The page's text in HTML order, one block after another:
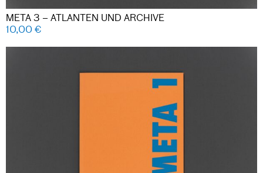
META 3 – ATLANTEN UND ARCHIVE
10,00€